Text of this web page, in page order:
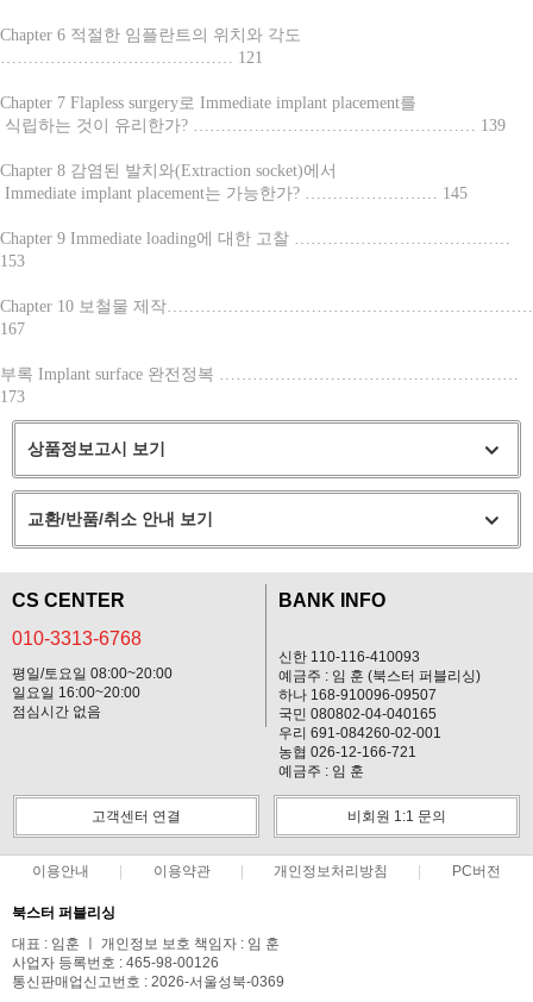
Chapter 6 적절한 임플란트의 위치와 각도
…………………………………… 121
Chapter 7 Flapless surgery로 Immediate implant placement를
식립하는 것이 유리한가? …………………………………………… 139
Chapter 8 감염된 발치와(Extraction socket)에서
Immediate implant placement는 가능한가? …………………… 145
Chapter 9 Immediate loading에 대한 고찰 …………………………………
153
Chapter 10 보철물 제작…………………………………………………………
167
부록 Implant surface 완전정복 ………………………………………………
173
상품정보고시 보기
교환/반품/취소 안내 보기
CS CENTER
010-3313-6768
평일/토요일 08:00~20:00
일요일 16:00~20:00
점심시간 없음
BANK INFO
신한 110-116-410093
예금주 : 임 훈 (북스터 퍼블리싱)
하나 168-910096-09507
국민 080802-04-040165
우리 691-084260-02-001
농협 026-12-166-721
예금주 : 임 훈
고객센터 연결 비회원 1:1 문의
이용안내 이용약관 개인정보처리방침 PC버전
북스터 퍼블리싱
대표 : 임훈 ㅣ 개인정보 보호 책임자 : 임 훈
사업자 등록번호 : 465-98-00126
통신판매업신고번호 : 2026-서울성북-0369